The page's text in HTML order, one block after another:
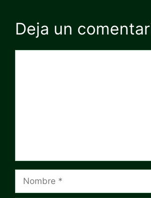
Deja un
Nombre